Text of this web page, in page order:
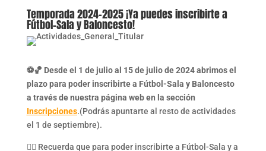
Temporada 2024-2025 ¡Ya puedes inscribirte a
Fútbol-Sala y Baloncesto!
⚽🏀 Desde el 1 de julio al 15 de julio de 2024 abrimos el
plazo para poder inscribirte a Fútbol-Sala y Baloncesto
a través de nuestra página web en la sección
Inscripciones.(Podrás apuntarte al resto de actividades
el 1 de septiembre).
👉🏼 Recuerda que para poder inscribirte a Fútbol-Sala y a